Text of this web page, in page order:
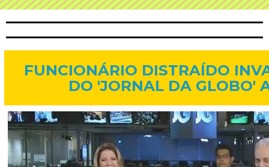
FUNCIONÁRIO DISTRAÍDO
DO 'JORNAL DA GLOBO'